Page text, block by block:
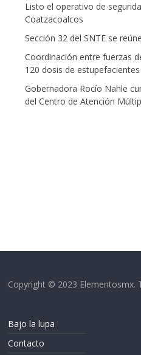
Listo el operativo de
Coatzacoalcos
Sección 32 del SNTE se
Coordinación entre fuerzas
120 dosis de
Gobernadora Rocío Nahle
del Centro de Atención
Copyright © 2023 Elementosmx.
Bajo la lupa
Contacto